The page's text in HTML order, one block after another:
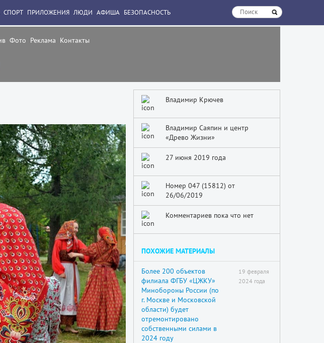
Фото Реклама Контакты
СПОРТ ПРИЛОЖЕНИЯ ЛЮДИ АФИША БЕЗОПАСНОСТЬ
Владимир Крючев
Владимир Саяпин и центр
«Древо Жизни»
27 июня 2019 года
Номер 047 (15812) от
26/06/2019
Комментариев пока что нет
ПОХОЖИЕ МАТЕРИАЛЫ
Более 200 объектов
филиала ФГБУ «ЦЖКУ»
Минобороны России (по
г. Москве и Московской
области) будет
отремонтировано
собственными силами в
2024 году
19 февраля
2024 года